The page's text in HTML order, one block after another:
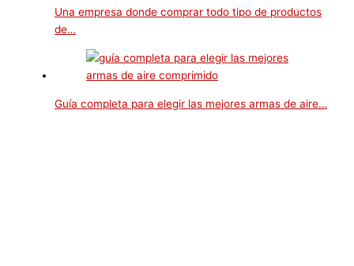
Una empresa donde comprar todo tipo de productos
de…
Guía completa para elegir las mejores armas de aire…